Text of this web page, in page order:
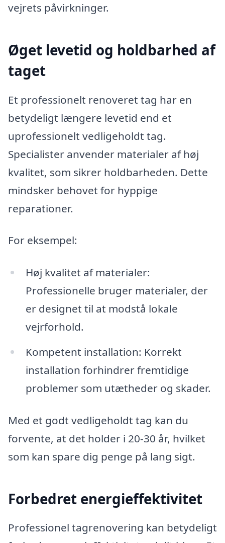
vejrets påvirkninger.
Øget levetid og holdbarhed af
taget
Et professionelt renoveret tag har en
betydeligt længere levetid end et
uprofessionelt vedligeholdt tag.
Specialister anvender materialer af høj
kvalitet, som sikrer holdbarheden. Dette
mindsker behovet for hyppige
reparationer.
For eksempel:
Høj kvalitet af materialer:
Professionelle bruger materialer, der
er designet til at modstå lokale
vejrforhold.
Kompetent installation: Korrekt
installation forhindrer fremtidige
problemer som utætheder og skader.
Med et godt vedligeholdt tag kan du
forvente, at det holder i 20-30 år, hvilket
som kan spare dig penge på lang sigt.
Forbedret energieffektivitet
Professionel tagrenovering kan betydeligt